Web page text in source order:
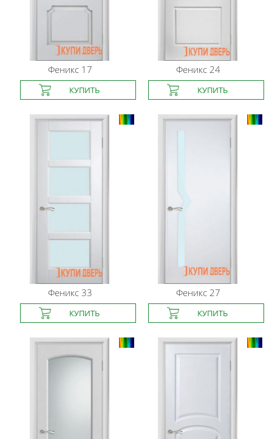
Феникс 17 Феникс 24
Феникс 33 Феникс 27